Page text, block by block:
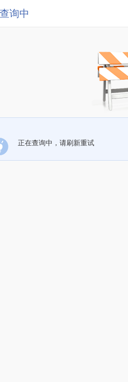
询中
正在查询中，请刷新重试